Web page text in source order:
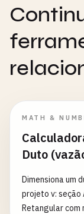
MATH &
Duto
Dimensiona um
projeto v: seção
Retangular com